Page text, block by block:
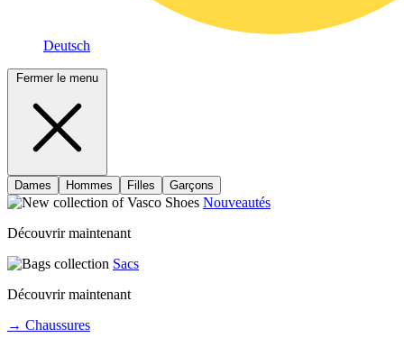
Deutsch
Fermer le menu
Dames Hommes Filles Garçons
Nouveautés
Découvrir maintenant
Sacs
Découvrir maintenant
→ Chaussures